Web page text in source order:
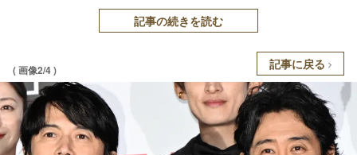
記事の続きを読む
( 画像2/4 ) 記事に戻る